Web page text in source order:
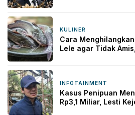
KULINER
Cara
Lele agar Tidak
INFOTAINMENT
Kasus Penipuan
Rp3,1 Miliar, Lesti